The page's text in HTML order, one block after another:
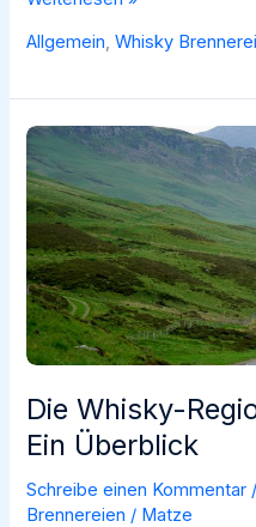
Destillerien
&
Besuchstipps
Allgemein,Whisky
Die Whisky-
Ein Überblick
Schreibe einen Kommentar
Brennereien / Matze